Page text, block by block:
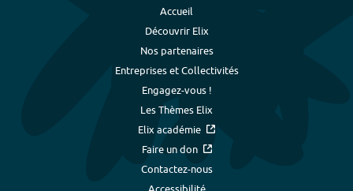
Accueil
Découvrir Elix
Nos partenaires
Entreprises et Collectivités
Engagez-vous !
Les Thèmes Elix
Elix académie
Faire un don
Contactez-nous